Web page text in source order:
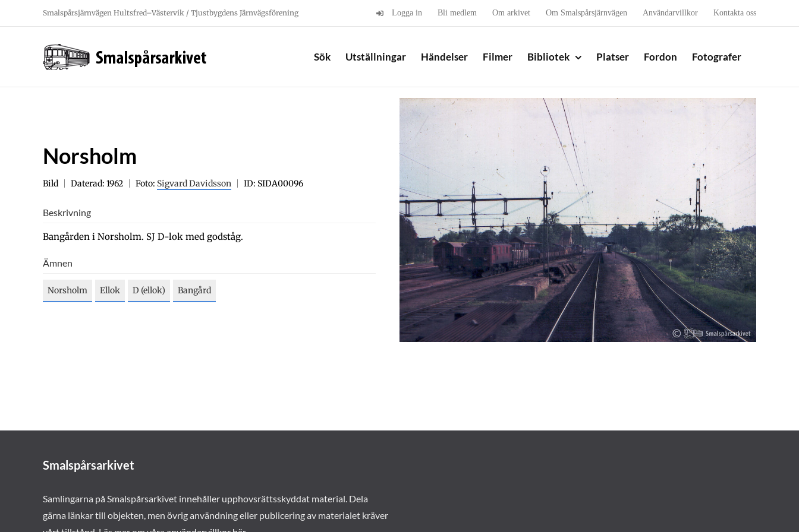
Smalspårsjärnvägen Hultsfred–Västervik / Tjustbygdens Järnvägsförening Logga in Bli medlem Om arkivet Om Smalspårsjärnvägen Användarvillkor Kontakta oss
Sök Utställningar Händelser Filmer Bibliotek Platser Fordon Fotografer
Norsholm
Bild Daterad: 1962 Foto: Sigvard Davidsson ID: SIDA00096
Beskrivning
Bangården i Norsholm. SJ D-lok med godståg.
Ämnen
Norsholm Ellok D (ellok) Bangård
Smalspårsarkivet
Samlingarna på Smalspårsarkivet innehåller upphovsrättsskyddat material. Dela
gärna länkar till objekten, men övrig användning eller publicering av materialet kräver